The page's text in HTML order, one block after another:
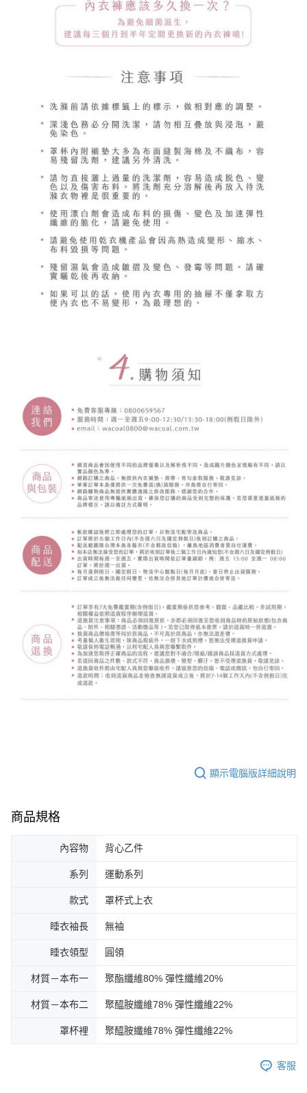
顯示電腦版詳細說明
商品規格
內容物 背心乙件
系列 運動系列
款式 罩杯式上衣
睡衣袖長 無袖
睡衣領型 圓領
材質－本布一 聚酯纖維80% 彈性纖維20%
材質－本布二 聚醯胺纖維78% 彈性纖維22%
罩杯裡 聚醯胺纖維78% 彈性纖維22%
客服